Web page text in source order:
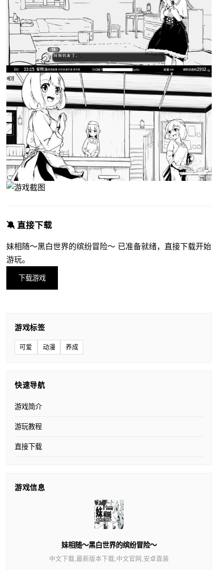
🔕 直接下载
妹相随～黑白世界的缤纷冒险～ 已准备就绪，直接下载开始
游玩。
下载游戏
游戏标签
可爱 动漫 养成
快速导航
游戏简介
游玩教程
直接下载
游戏信息
妹相随～黑白世界的缤纷冒险～
中文下载,最新版本下载,中文官网,安卓直装